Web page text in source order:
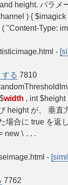
and height. パラメ
) {
( "Content-Type:
-
る 7810
width , int
height が、 垂
場合に true を返
new \ ...
-
7762